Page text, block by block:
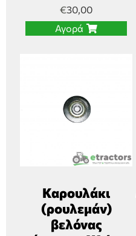
€30,00
Αγορά
Καρουλάκι
(ρουλεμάν)
βελόνας